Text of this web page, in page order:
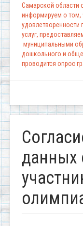
Самарской области
информируем о том,
удовлетворенности
услуг,
муниципальными
дошкольного и
проводится опрос
данных